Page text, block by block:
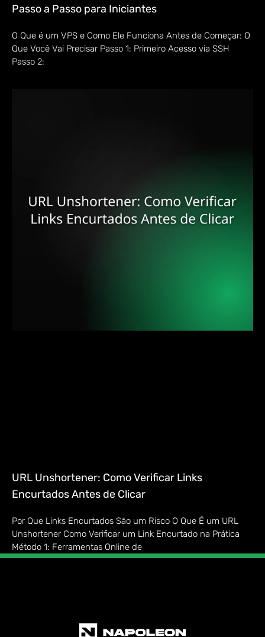
Passo a Passo para Iniciantes
O Que é um VPS e Como Ele Funciona Antes de Começar: O
Que Você Vai Precisar Passo 1: Primeiro Acesso via SSH
Passo 2:
URL Unshortener: Como Verificar Links
Encurtados Antes de Clicar
Por Que Links Encurtados São um Risco O Que É um URL
Unshortener Como Verificar um Link Encurtado na Prática
Método 1: Ferramentas Online de